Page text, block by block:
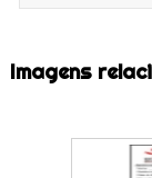
Imagens